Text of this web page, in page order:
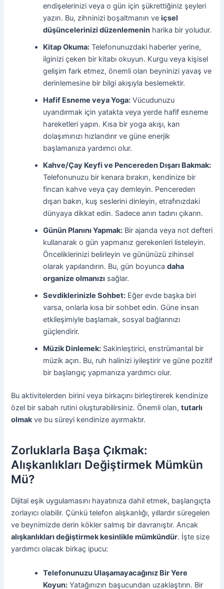
endişelerinizi veya o gün için şükrettiğiniz şeyleri
yazın. Bu, zihninizi boşaltmanın veiçsel
düşüncelerinizi düzenlemenin harika bir yoludur.
Kitap Okuma: Telefonunuzdaki haberler yerine,
ilginizi çeken bir kitabı okuyun. Kurgu veya kişisel
gelişim fark etmez, önemli olan beyninizi yavaş ve
derinlemesine bir bilgi akışıyla beslemektir.
Hafif Esneme veya Yoga: Vücudunuzu
uyandırmak için yatakta veya yerde hafif esneme
hareketleri yapın. Kısa bir yoga akışı, kan
dolaşımınızı hızlandırır ve güne enerjik
başlamanıza yardımcı olur.
Kahve/Çay Keyfi ve Pencereden Dışarı Bakmak:
Telefonunuzu bir kenara bırakın, kendinize bir
fincan kahve veya çay demleyin. Pencereden
dışarı bakın, kuş seslerini dinleyin, etrafınızdaki
dünyaya dikkat edin. Sadece anın tadını çıkarın.
Günün Planını Yapmak: Bir ajanda veya not defteri
kullanarak o gün yapmanız gerekenleri listeleyin.
Önceliklerinizi belirleyin ve gününüzü zihinsel
olarak yapılandırın. Bu, gün boyuncadaha
organize olmanızı sağlar.
Sevdiklerinizle Sohbet: Eğer evde başka biri
varsa, onlarla kısa bir sohbet edin. Güne insan
etkileşimiyle başlamak, sosyal bağlarınızı
güçlendirir.
Müzik Dinlemek: Sakinleştirici, enstrümantal bir
müzik açın. Bu, ruh halinizi iyileştirir ve güne pozitif
bir başlangıç yapmanıza yardımcı olur.
Bu aktivitelerden birini veya birkaçını birleştirerek kendinize
özel bir sabah rutini oluşturabilirsiniz. Önemli olan,tutarlı
olmakve bu süreyi kendinize ayırmaktır.
Zorluklarla Başa Çıkmak:
Alışkanlıkları Değiştirmek Mümkün
Mü?
Dijital eşik uygulamasını hayatınıza dahil etmek, başlangıçta
zorlayıcı olabilir. Çünkü telefon alışkanlığı, yıllardır süregelen
ve beynimizde derin kökler salmış bir davranıştır. Ancak
alışkanlıkları değiştirmek kesinlikle mümkündür. İşte size
yardımcı olacak birkaç ipucu:
Telefonunuzu Ulaşamayacağınız Bir Yere
Koyun: Yatağınızın başucundan uzaklaştırın. Bir